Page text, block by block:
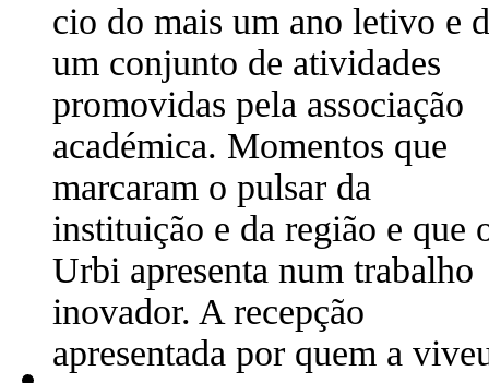
cio do mais um ano letivo e
um conjunto de atividades
promovidas pela associação
académica. Momentos que
marcaram o pulsar da
instituição e da região e que
Urbi apresenta num trabalho
inovador. A recepção
apresentada por quem a